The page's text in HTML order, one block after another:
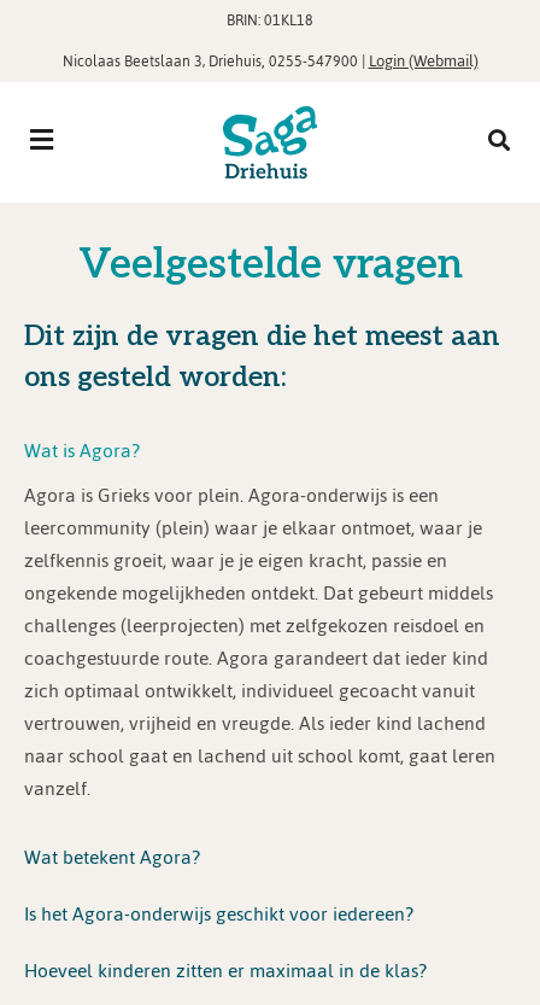
BRIN: 01KL18
Nicolaas Beetslaan 3, Driehuis,0255-547900 |Login (Webmail)
Veelgestelde vragen
Dit zijn de vragen die het meest aan
ons gesteld worden:
Wat is Agora?
Agora is Grieks voor plein. Agora-onderwijs is een
leercommunity (plein) waar je elkaar ontmoet, waar je
zelfkennis groeit, waar je je eigen kracht, passie en
ongekende mogelijkheden ontdekt. Dat gebeurt middels
challenges (leerprojecten) met zelfgekozen reisdoel en
coachgestuurde route. Agora garandeert dat ieder kind
zich optimaal ontwikkelt, individueel gecoacht vanuit
vertrouwen, vrijheid en vreugde. Als ieder kind lachend
naar school gaat en lachend uit school komt, gaat leren
vanzelf.
Wat betekent Agora?
Is het Agora-onderwijs geschikt voor iedereen?
Hoeveel kinderen zitten er maximaal in de klas?